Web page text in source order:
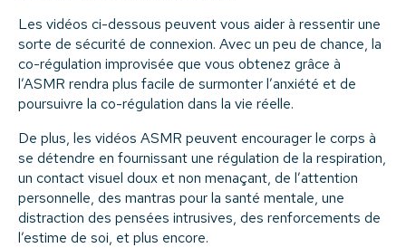
Les vidéos ci-dessous peuvent vous aider à ressentir une
sorte de sécurité de connexion. Avec un peu de chance, la
co-régulation improvisée que vous obtenez grâce à
l’ASMR rendra plus facile de surmonter l’anxiété et de
poursuivre la co-régulation dans la vie réelle.
De plus, les vidéos ASMR peuvent encourager le corps à
se détendre en fournissant une régulation de la respiration,
un contact visuel doux et non menaçant, de l’attention
personnelle, des mantras pour la santé mentale, une
distraction des pensées intrusives, des renforcements de
l’estime de soi, et plus encore.